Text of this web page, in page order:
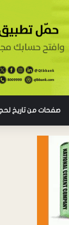
صفحات من تاريخ